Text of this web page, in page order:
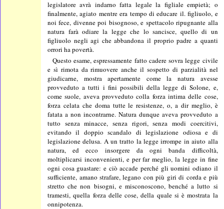
legislatore avrà indarno fatta legale la figliale empietà; o
finalmente, agiato mentre era tempo di educare il. figliuolo, e
noi fece, divenne poi bisognoso, e spettacolo ripugnante alla
natura farà odiare la legge che lo sancisce, quello di un
figliuolo negli agi che abbandona il proprio padre a quanti
orrori ha povertà.
Questo esame, espressamente fatto cadere sovra legge civile
e sì rimota da rimuovere anche il sospetto di parzialità nel
giudicarne, mostra apertamente come la natura avesse
provveduto a tutti i fini possibili della legge di Solone, e,
come suole, aveva provveduto colla forza intima delle cose,
forza celata che doma tutte le resistenze, o, a dir meglio, è
fatata a non incontrarne. Natura dunque aveva provveduto a
tutto senza minacce, senza rigori, senza modi coercitivi,
evitando il doppio scandalo di legislazione odiosa e di
legislazione delusa. A un tratto la legge irrompe in aiuto alla
natura, ed ecco insorgere da ogni banda difficoltà,
moltiplicarsi inconvenienti, e per far meglio, la legge in fine
ogni cosa guastare: e ciò accade perché gli uomini odiano il
sufficiente, amano strafare, legano con più giri di corda e più
stretto che non bisogni, e misconoscono, benché a lutto si
tramesti, quella forza delle cose, della quale si è mostrata la
onnipotenza.